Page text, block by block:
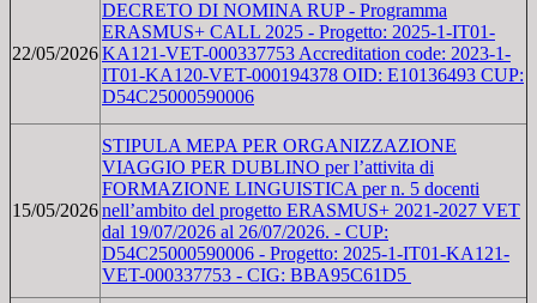
22/05/2026
DECRETO DI NOMINA RUP - Programma
ERASMUS+ CALL 2025 - Progetto: 2025-1-IT01-
KA121-VET-000337753 Accreditation code: 2023-1-
IT01-KA120-VET-000194378 OID: E10136493 CUP:
D54C25000590006
15/05/2026
STIPULA MEPA PER ORGANIZZAZIONE
VIAGGIO PER DUBLINO per l’attivita di
FORMAZIONE LINGUISTICA per n. 5 docenti
nell’ambito del progetto ERASMUS+ 2021-2027 VET
dal 19/07/2026 al 26/07/2026. - CUP:
D54C25000590006 - Progetto: 2025-1-IT01-KA121-
VET-000337753 - CIG: BBA95C61D5